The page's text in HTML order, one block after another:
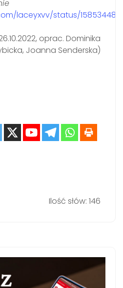
laceyxvv/status/
oprac. Dominika
Joanna Senderska)
Ilość słów: 146